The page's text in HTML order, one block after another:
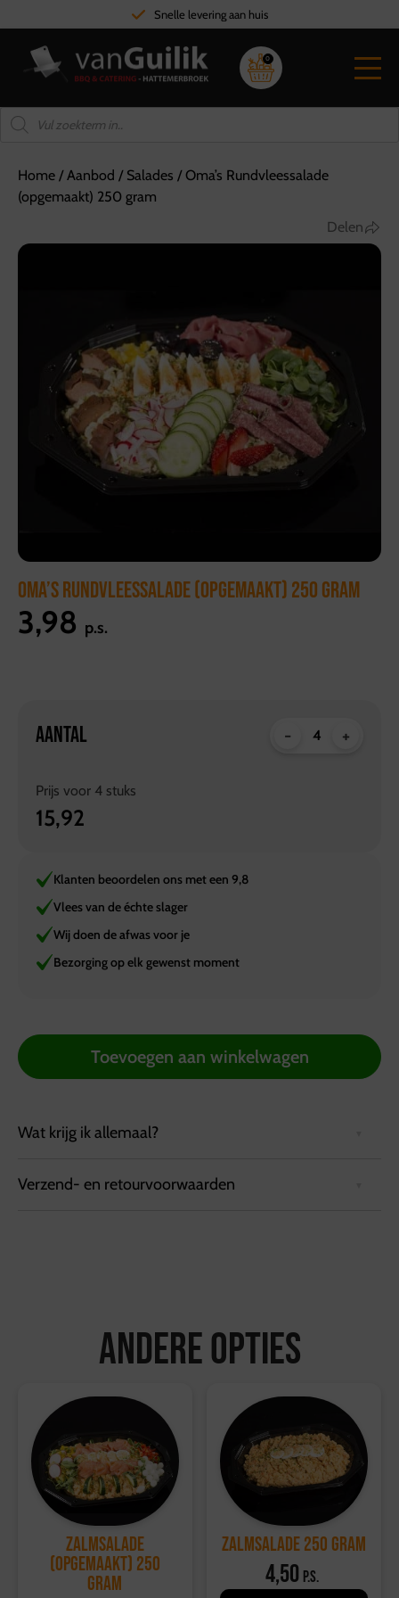
Snelle levering aan huis
0
Home /Aanbod / Salades /Oma’s Rundvleessalade
(opgemaakt) 250 gram
OMA’S RUNDVLEESSALADE (OPGEMAAKT) 250 GRAM
Delen
3,98 p.s.
AANTAL - +
Prijs voor 4 stuks
15,92
Klanten beoordelen ons met een 9,8
Vlees van de échte slager
Wij doen de afwas voor je
Bezorging op elk gewenst moment
Toevoegen aan winkelwagen
Wat krijg ik allemaal?
Te bestellen per portie van 250 gram. Vanaf 1000
Verzend- en retourvoorwaarden
Ophalen kan bij de vestiging in Hattemerbroek, van
maandag tot en met zaterdag tussen 10:00 en 17:00
Retourvoorwaarden:
Herroepingsrecht geldt niet voor etenswaren.
Voor overige producten geldt een retourtermijn van 14
dagen, waarbij de volledige kosten worden vergoed.
Voor meer informatie, bezoek onze
klantenservicepagina
Andere opties
Zalmsalade
(opgemaakt) 250
gram
Zalmsalade 250 gram
4,50 p.s.